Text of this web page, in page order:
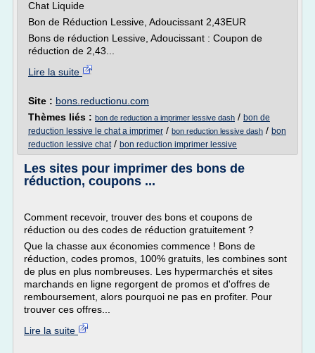
Chat Liquide
Bon de Réduction Lessive, Adoucissant 2,43EUR
Bons de réduction Lessive, Adoucissant : Coupon de
réduction de 2,43...
Lire la suite
Site : bons.reductionu.com
Thèmes liés : bon de reduction a imprimer lessive dash / bon de
reduction lessive le chat a imprimer / bon reduction lessive dash / bon
reduction lessive chat/ bon reduction imprimer lessive
Les sites pour imprimer des bons de
réduction, coupons ...
Comment recevoir, trouver des bons et coupons de
réduction ou des codes de réduction gratuitement ?
Que la chasse aux économies commence ! Bons de
réduction, codes promos, 100% gratuits, les combines sont
de plus en plus nombreuses. Les hypermarchés et sites
marchands en ligne regorgent de promos et d'offres de
remboursement, alors pourquoi ne pas en profiter. Pour
trouver ces offres...
Lire la suite